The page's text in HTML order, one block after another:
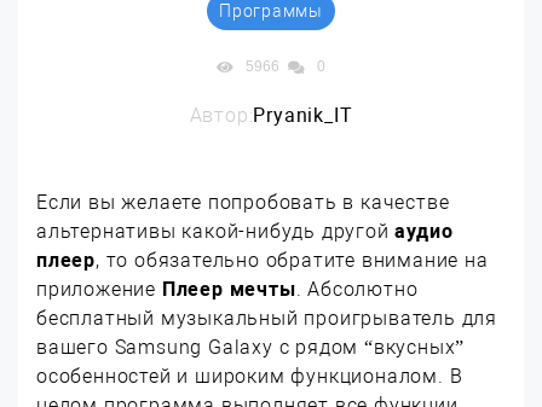
Программы
5966 0
Автор:Pryanik_IT
Если вы желаете попробовать в качестве
альтернативы какой-нибудь другойаудио
плеер, то обязательно обратите внимание на
приложение Плеер мечты. Абсолютно
бесплатный музыкальный проигрыватель для
вашего Samsung Galaxy с рядом “вкусных”
особенностей и широким функционалом. В